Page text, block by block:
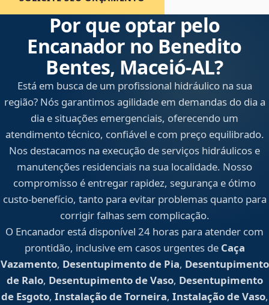
Por que optar pelo
Encanador no Benedito
Bentes, Maceió‑AL?
Está em busca de um profissional hidráulico na sua
região? Nós garantimos agilidade em demandas do dia a
dia e situações emergenciais, oferecendo um
atendimento técnico, confiável e com preço equilibrado.
Nos destacamos na execução de serviços hidráulicos e
manutenções residenciais na sua localidade. Nosso
compromisso é entregar rapidez, segurança e ótimo
custo-benefício, tanto para evitar problemas quanto para
corrigir falhas sem complicação.
O Encanador está disponível 24 horas para atender com
prontidão, inclusive em casos urgentes de Caça
Vazamento, Desentupimento de Pia, Desentupimento
de Ralo, Desentupimento de Vaso, Desentupimento
de Esgoto, Instalação de Torneira, Instalação de Vaso,